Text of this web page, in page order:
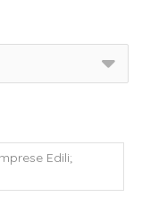
Edili;